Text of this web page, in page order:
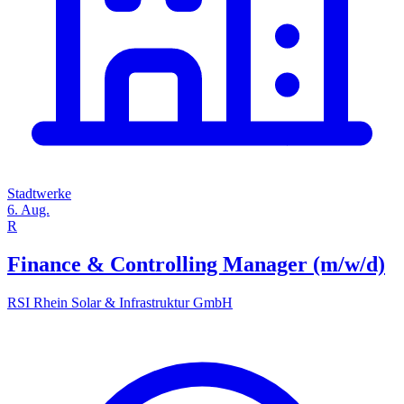
Stadtwerke
6. Aug.
R
Finance & Controlling Manager (m/w/d)
RSI Rhein Solar & Infrastruktur GmbH